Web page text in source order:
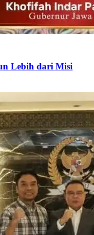
Lebih dari Misi